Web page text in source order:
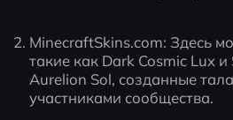
MinecraftSkins.com: Здесь
такие как Dark Cosmic Lux
Aurelion Sol, созданные
участниками сообщества.